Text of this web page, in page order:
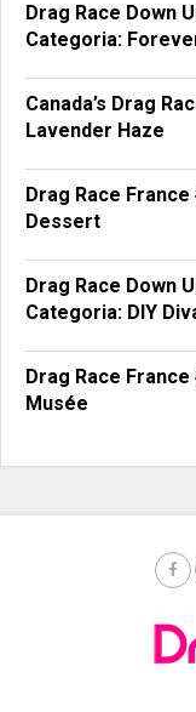
Drag Race Down
Categoria:
Canada’s Drag
Lavender Haze
Drag Race
Dessert
Drag Race Down
Categoria: DIY
Drag Race France
Musée